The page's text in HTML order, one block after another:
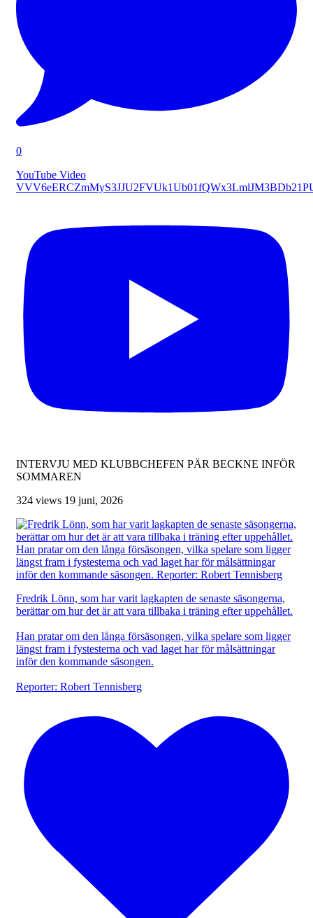
0
YouTube Video
INTERVJU MED KLUBBCHEFEN PÄR BECKNE INFÖR
SOMMAREN
324 views 19 juni, 2026
Fredrik Lönn, som har varit lagkapten de senaste säsongerna,
berättar om hur det är att vara tillbaka i träning efter uppehållet.
Han pratar om den långa försäsongen, vilka spelare som ligger
längst fram i fystesterna och vad laget har för målsättningar
inför den kommande säsongen.
Reporter: Robert Tennisberg